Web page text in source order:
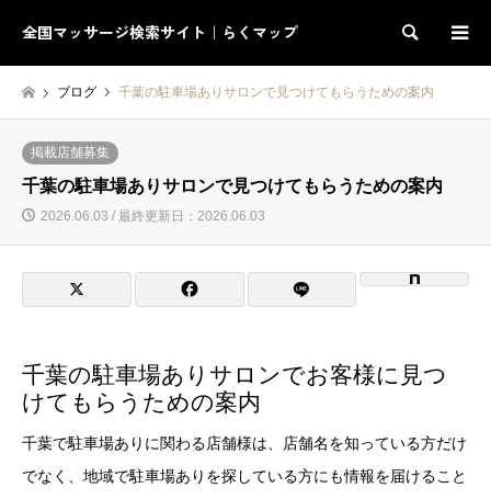
全国マッサージ検索サイト｜らくマップ 検索
ブログ 千葉の駐車場ありサロンで見つけてもらうための案内
掲載店舗募集
千葉の駐車場ありサロンで見つけてもらうための案内
2026.06.03 / 最終更新日：2026.06.03
千葉の駐車場ありサロンでお客様に見つ
けてもらうための案内
千葉で駐車場ありに関わる店舗様は、店舗名を知っている方だけ
でなく、地域で駐車場ありを探している方にも情報を届けること